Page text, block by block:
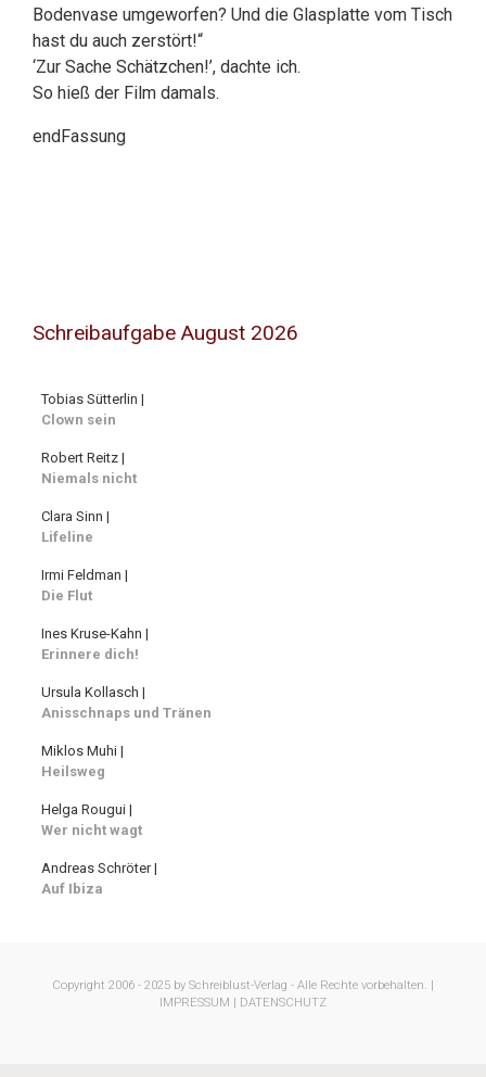
Bodenvase umgeworfen? Und die Glasplatte vom Tisch
hast du auch zerstört!“
‘Zur Sache Schätzchen!’, dachte ich.
So hieß der Film damals.
endFassung
Schreibaufgabe August 2026
Tobias Sütterlin |
Clown sein
Robert Reitz |
Niemals nicht
Clara Sinn |
Lifeline
Irmi Feldman |
Die Flut
Ines Kruse-Kahn |
Erinnere dich!
Ursula Kollasch |
Anisschnaps und Tränen
Miklos Muhi |
Heilsweg
Helga Rougui |
Wer nicht wagt
Andreas Schröter |
Auf Ibiza
Copyright 2006 - 2025 by Schreiblust-Verlag - Alle Rechte vorbehalten. |
IMPRESSUM |
DATENSCHUTZ